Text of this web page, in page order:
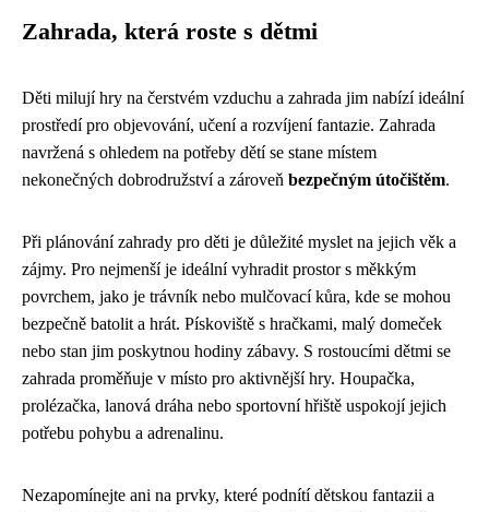
Zahrada, která roste s dětmi
Děti milují hry na čerstvém vzduchu a zahrada jim nabízí ideální
prostředí pro objevování, učení a rozvíjení fantazie. Zahrada
navržená s ohledem na potřeby dětí se stane místem
nekonečných dobrodružství a zároveň bezpečným útočištěm.
Při plánování zahrady pro děti je důležité myslet na jejich věk a
zájmy. Pro nejmenší je ideální vyhradit prostor s měkkým
povrchem, jako je trávník nebo mulčovací kůra, kde se mohou
bezpečně batolit a hrát. Pískoviště s hračkami, malý domeček
nebo stan jim poskytnou hodiny zábavy. S rostoucími dětmi se
zahrada proměňuje v místo pro aktivnější hry. Houpačka,
prolézačka, lanová dráha nebo sportovní hřiště uspokojí jejich
potřebu pohybu a adrenalinu.
Nezapomínejte ani na prvky, které podnítí dětskou fantazii a